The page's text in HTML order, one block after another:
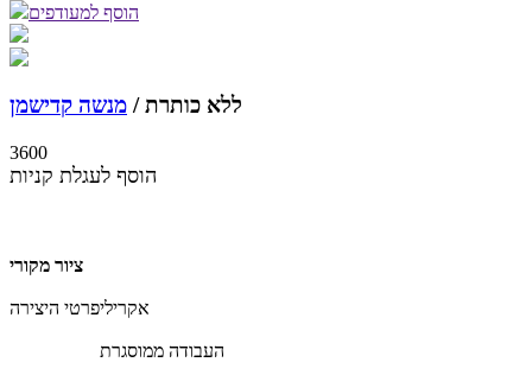
הוסף למעודפים
ללא כותרת / מנשה קדישמן
3600
הוסף לעגלת קניות
ציור מקורי
פרטי היצירהאקרילי
העבודה ממוסגרת